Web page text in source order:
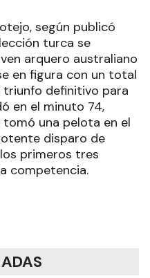
según publicó
turca se
arquero australiano
en figura con un total
triunfo definitivo para
en el minuto 74,
tomó una pelota en el
disparo de
primeros tres
competencia.